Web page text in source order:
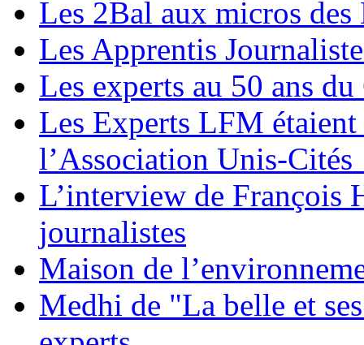
Les 2Bal aux micros des
Les Apprentis
Les experts au 50 ans
Les Experts LFM étaient
l’Association Unis-Cités
L’interview de François
journalistes
Maison de
Medhi de "La belle et